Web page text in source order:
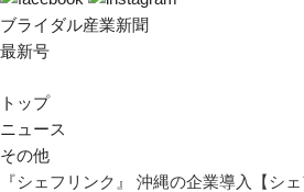
ブライダル産業新聞
最新号
トップ
ニュース
その他
『シェフリンク』 沖縄の企業導入【シェ